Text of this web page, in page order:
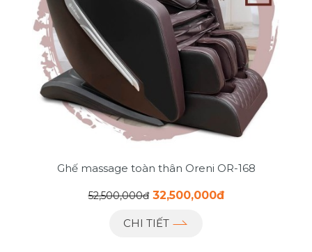
Ghế massage toàn thân Oreni OR-168
52,500,000đ 32,500,000đ
CHI TIẾT